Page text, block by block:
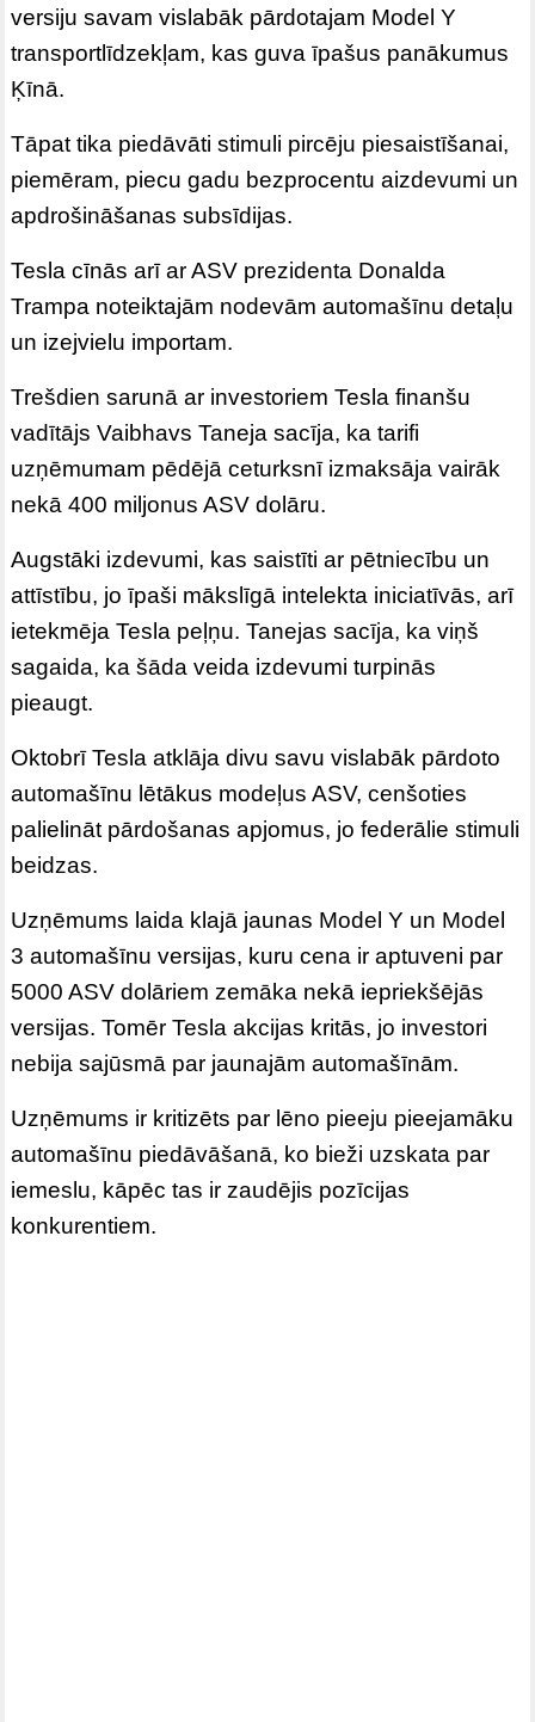
versiju savam vislabāk pārdotajam Model Y
transportlīdzekļam, kas guva īpašus panākumus
Ķīnā.
Tāpat tika piedāvāti stimuli pircēju piesaistīšanai,
piemēram, piecu gadu bezprocentu aizdevumi un
apdrošināšanas subsīdijas.
Tesla cīnās arī ar ASV prezidenta Donalda
Trampa noteiktajām nodevām automašīnu detaļu
un izejvielu importam.
Trešdien sarunā ar investoriem Tesla finanšu
vadītājs Vaibhavs Taneja sacīja, ka tarifi
uzņēmumam pēdējā ceturksnī izmaksāja vairāk
nekā 400 miljonus ASV dolāru.
Augstāki izdevumi, kas saistīti ar pētniecību un
attīstību, jo īpaši mākslīgā intelekta iniciatīvās, arī
ietekmēja Tesla peļņu. Tanejas sacīja, ka viņš
sagaida, ka šāda veida izdevumi turpinās
pieaugt.
Oktobrī Tesla atklāja divu savu vislabāk pārdoto
automašīnu lētākus modeļus ASV, cenšoties
palielināt pārdošanas apjomus, jo federālie stimuli
beidzas.
Uzņēmums laida klajā jaunas Model Y un Model
3 automašīnu versijas, kuru cena ir aptuveni par
5000 ASV dolāriem zemāka nekā iepriekšējās
versijas. Tomēr Tesla akcijas kritās, jo investori
nebija sajūsmā par jaunajām automašīnām.
Uzņēmums ir kritizēts par lēno pieeju pieejamāku
automašīnu piedāvāšanā, ko bieži uzskata par
iemeslu, kāpēc tas ir zaudējis pozīcijas
konkurentiem.